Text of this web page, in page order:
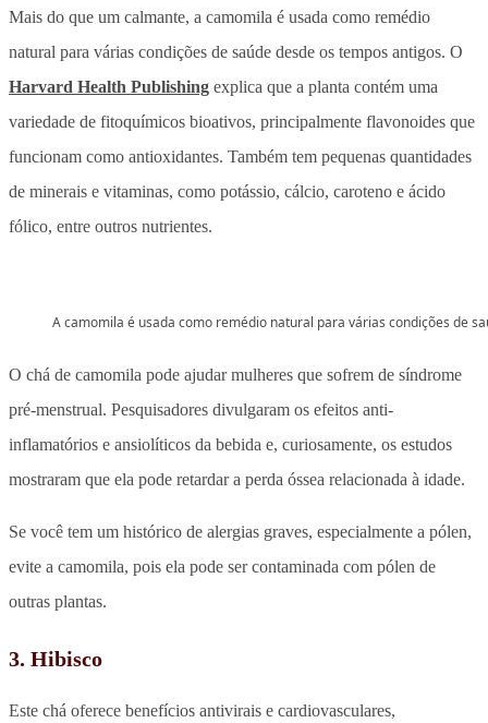
Mais do que um calmante, a camomila é usada como remédio
natural para várias condições de saúde desde os tempos antigos. O
Harvard Health Publishing explica que a planta contém uma
variedade de fitoquímicos bioativos, principalmente flavonoides que
funcionam como antioxidantes. Também tem pequenas quantidades
de minerais e vitaminas, como potássio, cálcio, caroteno e ácido
fólico, entre outros nutrientes.
A camomila é usada como remédio natural para várias condições de
O chá de camomila pode ajudar mulheres que sofrem de síndrome
pré-menstrual. Pesquisadores divulgaram os efeitos anti-
inflamatórios e ansiolíticos da bebida e, curiosamente, os estudos
mostraram que ela pode retardar a perda óssea relacionada à idade.
Se você tem um histórico de alergias graves, especialmente a pólen,
evite a camomila, pois ela pode ser contaminada com pólen de
outras plantas.
3. Hibisco
Este chá oferece benefícios antivirais e cardiovasculares,